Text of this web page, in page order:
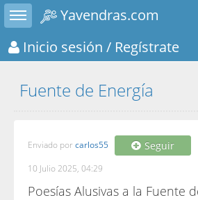
Toggle sidebar
Yavendras.com
Inicio sesión / Regístrate
Fuente de Energía
Enviado por carlos55 Seguir
10 Julio 2025, 04:29
Poesías Alusivas a la Fuente